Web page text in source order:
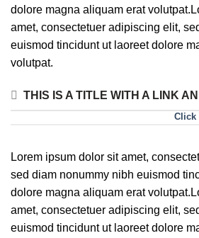
dolore magna aliquam erat
amet, consectetuer adipiscing elit,
euismod tincidunt ut laoreet dolore
volutpat.
THIS IS A TITLE WITH A LINK
Click
Lorem ipsum dolor sit amet,
sed diam nonummy nibh euismod
dolore magna aliquam erat
amet, consectetuer adipiscing elit,
euismod tincidunt ut laoreet dolore